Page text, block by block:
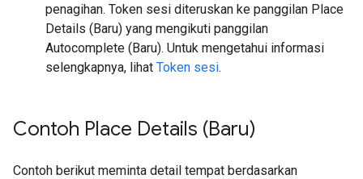
penagihan. Token sesi diteruskan ke panggilan Place
Details (Baru) yang mengikuti panggilan
Autocomplete (Baru). Untuk mengetahui informasi
selengkapnya, lihat Token sesi.
Contoh Place Details (Baru)
Contoh berikut meminta detail tempat berdasarkan